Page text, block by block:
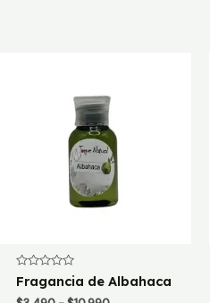
Valorado
con
0
Fragancia de Albahaca